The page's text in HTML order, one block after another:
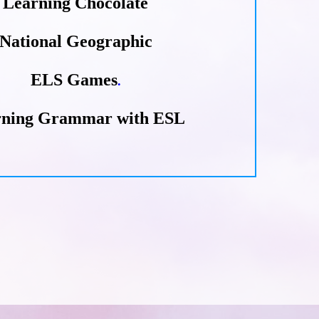
Geographic
ELS Games.
Grammar with ESL